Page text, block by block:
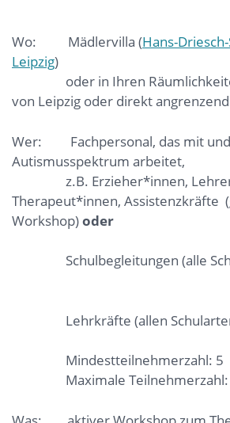
Wo: Mädlervilla (Hans-
Leipzig)
oder in Ihren
von Leipzig oder direkt
Wer: Fachpersonal, das mit und
Autismusspektrum arbeitet,
z.B. Erzieher*innen,
Therapeut*innen, Assistenzkräfte
Workshop)oder
Schulbegleitungen (alle
Lehrkräfte (allen
Mindestteilnehmerzahl: 5
Maximale Teilnehmerzahl: